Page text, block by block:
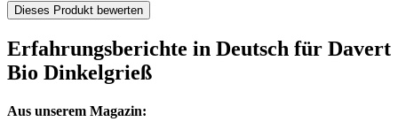
Dieses Produkt bewerten
Erfahrungsberichte in Deutsch für Davert
Bio Dinkelgrieß
Aus unserem Magazin: